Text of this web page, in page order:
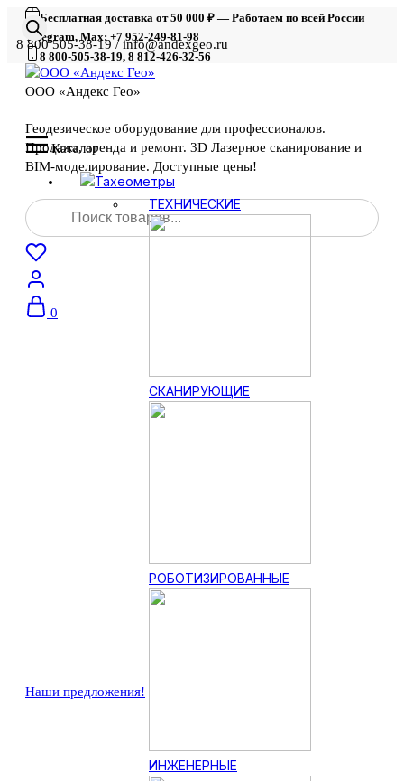
Бесплатная доставка от 50 000 ₽ — Работаем по всей России
Telegram, Max: +7 952-249-81-98
8 800-505-38-19, 8 812-426-32-56
8 800 505-38-19 / info@andexgeo.ru
ООО «Андекс Гео»
Геодезическое оборудование для профессионалов.
Продажа, аренда и ремонт. 3D Лазерное сканирование и
BIM-моделирование. Доступные цены!
Поиск
товаров
0
Наши предложения!
Каталог
Тахеометры
ТЕХНИЧЕСКИЕ
СКАНИРУЮЩИЕ
РОБОТИЗИРОВАННЫЕ
ИНЖЕНЕРНЫЕ